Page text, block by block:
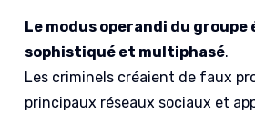
Le modus operandi du
sophistiqué et multiphasé.
Les criminels créaient de faux
principaux réseaux sociaux et